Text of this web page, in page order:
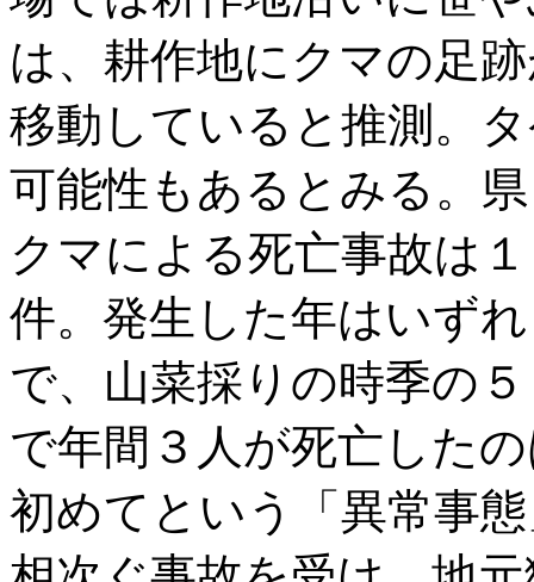
は、耕作地にクマの足
移動していると推測。
可能性もあるとみる。
クマによる死亡事故は
件。発生した年はいず
で、山菜採りの時季の
で年間３人が死亡した
初めてという「異常事